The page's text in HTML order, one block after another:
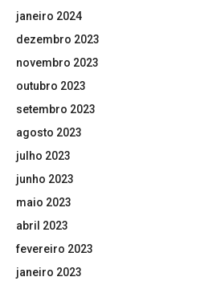
janeiro 2024
dezembro 2023
novembro 2023
outubro 2023
setembro 2023
agosto 2023
julho 2023
junho 2023
maio 2023
abril 2023
fevereiro 2023
janeiro 2023